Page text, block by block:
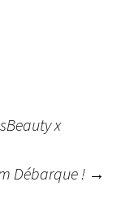
x
Débarque ! →